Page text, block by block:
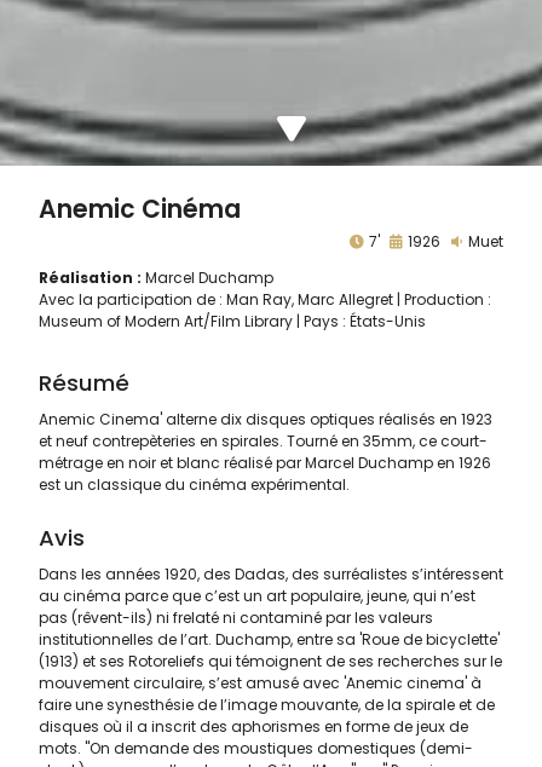
Anemic Cinéma
7' 1926
Muet
Réalisation : Marcel Duchamp
Avec la participation de : Man Ray, Marc Allegret | Production :
Museum of Modern Art/Film Library | Pays : États-Unis
Résumé
Anemic Cinema' alterne dix disques optiques réalisés en 1923
et neuf contrepèteries en spirales. Tourné en 35mm, ce court-
métrage en noir et blanc réalisé par Marcel Duchamp en 1926
est un classique du cinéma expérimental.
Avis
Dans les années 1920, des Dadas, des surréalistes s’intéressent
au cinéma parce que c’est un art populaire, jeune, qui n’est
pas (rêvent-ils) ni frelaté ni contaminé par les valeurs
institutionnelles de l’art. Duchamp, entre sa 'Roue de bicyclette'
(1913) et ses Rotoreliefs qui témoignent de ses recherches sur le
mouvement circulaire, s’est amusé avec 'Anemic cinema' à
faire une synesthésie de l’image mouvante, de la spirale et de
disques où il a inscrit des aphorismes en forme de jeux de
mots. "On demande des moustiques domestiques (demi-